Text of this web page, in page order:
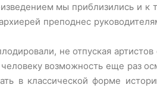
мы приблизились и к
преподнес
не отпуская
возможность еще раз
в классической форме